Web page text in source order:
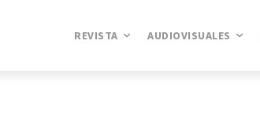
REVISTA AUDIOVISUALES